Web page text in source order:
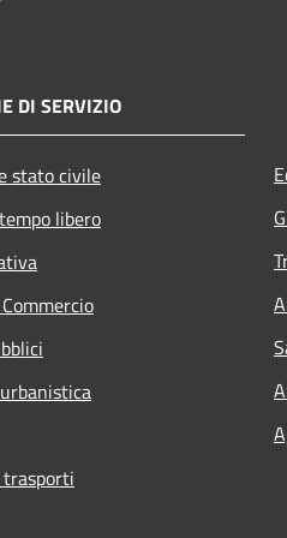
DI SERVIZIO
stato civile
libero